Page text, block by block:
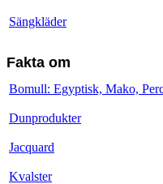
Sängkläder
Fakta om
Bomull: Egyptisk, Mako,
Dunprodukter
Jacquard
Kvalster